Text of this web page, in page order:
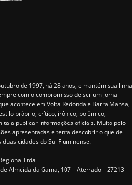
de 1997, há 28 anos, e mantém sua linha
com o compromisso de ser um jornal
acontece em Volta Redonda e Barra Mansa,
próprio, crítico, irônico, polêmico,
a publicar informações oficiais. Muito pelo
apresentadas e tenta descobrir o que de
cidades do Sul Fluminense.
Ltda
Almeida da Gama, 107 – Aterrado – 27213-